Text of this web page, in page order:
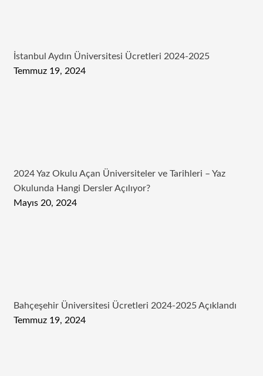
İstanbul Aydın Üniversitesi Ücretleri 2024-2025
Temmuz 19, 2024
2024 Yaz Okulu Açan Üniversiteler ve Tarihleri – Yaz
Okulunda Hangi Dersler Açılıyor?
Mayıs 20, 2024
Bahçeşehir Üniversitesi Ücretleri 2024-2025 Açıklandı
Temmuz 19, 2024